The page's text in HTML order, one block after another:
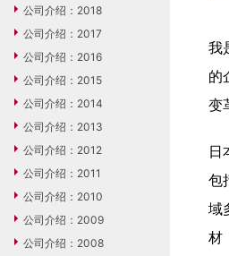
公司介绍：2018
公司介绍：2017
公司介绍：2016
公司介绍：2015
公司介绍：2014
公司介绍：2013
公司介绍：2012
公司介绍：2011
公司介绍：2010
公司介绍：2009
公司介绍：2008
我
的
变
日
包
域
材